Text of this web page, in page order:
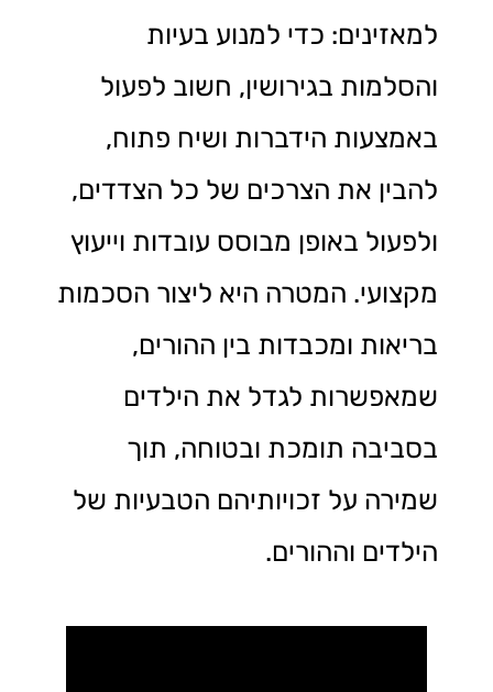
למאזינים: כדי למנוע בעיות
והסלמות בגירושין, חשוב לפעול
באמצעות הידברות ושיח פתוח,
להבין את הצרכים של כל הצדדים,
ולפעול באופן מבוסס עובדות וייעוץ
מקצועי. המטרה היא ליצור הסכמות
בריאות ומכבדות בין ההורים,
שמאפשרות לגדל את הילדים
בסביבה תומכת ובטוחה, תוך
שמירה על זכויותיהם הטבעיות של
הילדים וההורים.